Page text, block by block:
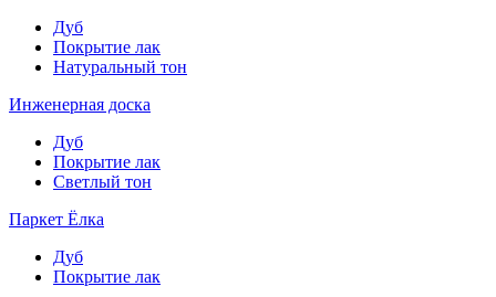
Дуб
Покрытие лак
Натуральный тон
Инженерная доска
Дуб
Покрытие лак
Светлый тон
Паркет Ёлка
Дуб
Покрытие лак